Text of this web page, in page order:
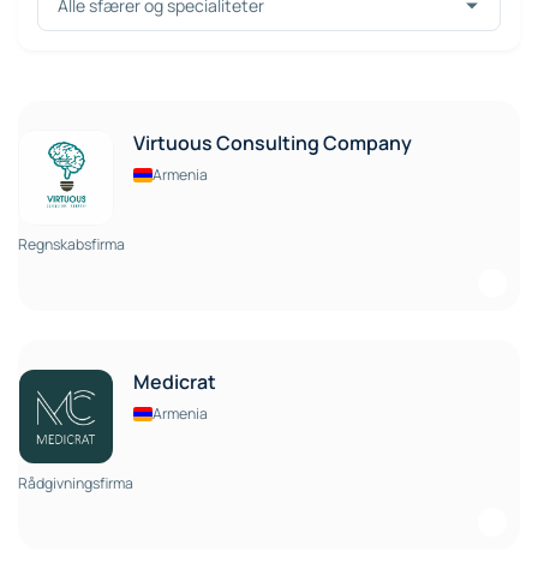
Virtuous Consulting Company
Armenia
Regnskabsfirma
Medicrat
Armenia
Rådgivningsfirma